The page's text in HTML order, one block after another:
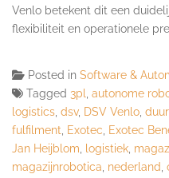
Venlo betekent dit een
flexibiliteit en operationele
Posted in Software &
Tagged 3pl autonome
logistics dsv, DSV Venlo
fulfilment
Exotec Exotec
Jan Heijblom
logistiek
magazijnrobotica nederland